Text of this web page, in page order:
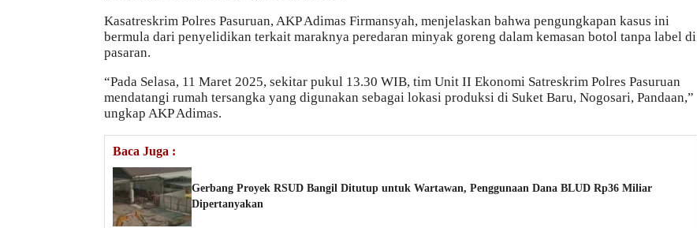
Kasatreskrim Polres Pasuruan, AKP Adimas Firmansyah, menjelaskan bahwa pengungkapan kasus ini
bermula dari penyelidikan terkait maraknya peredaran minyak goreng dalam kemasan botol tanpa label di
pasaran.
“Pada Selasa, 11 Maret 2025, sekitar pukul 13.30 WIB, tim Unit II Ekonomi Satreskrim Polres Pasuruan
mendatangi rumah tersangka yang digunakan sebagai lokasi produksi di Suket Baru, Nogosari, Pandaan,”
ungkap AKP Adimas.
Baca Juga :
Gerbang Proyek RSUD Bangil Ditutup untuk Wartawan, Penggunaan Dana BLUD Rp36 Miliar
Dipertanyakan